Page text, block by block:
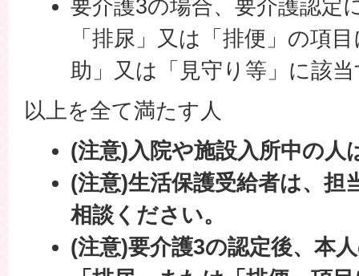
要介護3の場合、要介護認定
「排尿」又は「排便」の項
助」又は「見守り等」に該
以上を全て満たす人
(注意)入院や施設入所中の人
(注意)生活保護受給者は、担
相談ください。
(注意)要介護3の認定後、本